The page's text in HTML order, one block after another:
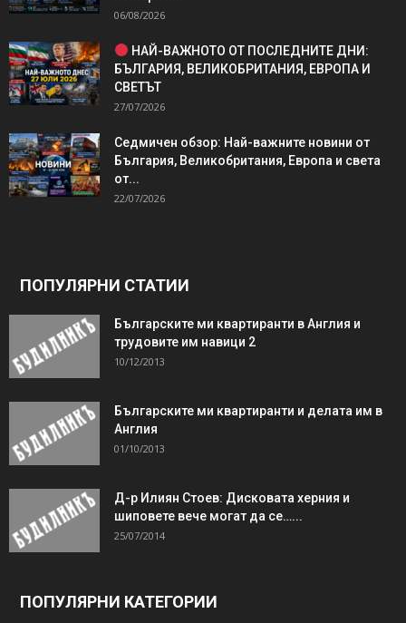
06/08/2026
НАЙ-ВАЖНОТО ОТ ПОСЛЕДНИТЕ ДНИ:
БЪЛГАРИЯ, ВЕЛИКОБРИТАНИЯ, ЕВРОПА И
СВЕТЪТ
27/07/2026
Седмичен обзор: Най-важните новини от
България, Великобритания, Европа и света
от...
22/07/2026
ПОПУЛЯРНИ СТАТИИ
Българските ми квартиранти в Англия и
трудовите им навици 2
10/12/2013
Българските ми квартиранти и делата им в
Англия
01/10/2013
Д-р Илиян Стоев: Дисковата херния и
шиповете вече могат да се…...
25/07/2014
ПОПУЛЯРНИ КАТЕГОРИИ